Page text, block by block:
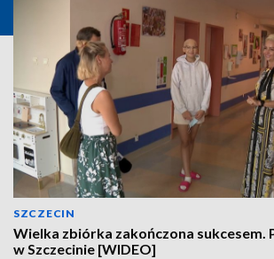
SZCZECIN
Wielka zbiórka zakończona sukcesem.
w Szczecinie [WIDEO]